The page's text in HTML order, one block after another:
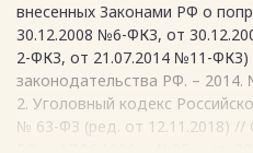
внесенных Законами РФ о
30.12.2008 №6-ФКЗ, от
2-ФКЗ, от 21.07.2014 №11-
законодательства РФ. – 2014.
2. Уголовный кодекс
№ 63-ФЗ (ред. от 12.11.2018) //